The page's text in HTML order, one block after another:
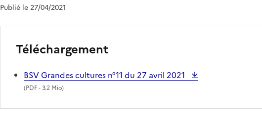
Publié le 27/04/2021
Téléchargement
BSV Grandes cultures n°11 du 27 avril 2021
(PDF- 3.2 Mio)